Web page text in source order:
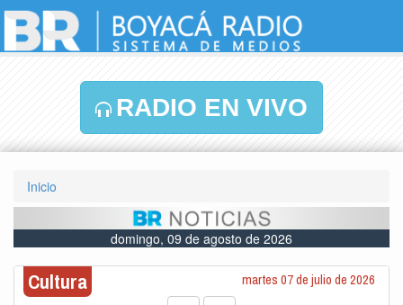
RADIO EN VIVO
Inicio
domingo, 09 de agosto de 2026
Cultura martes 07 de julio de 2026